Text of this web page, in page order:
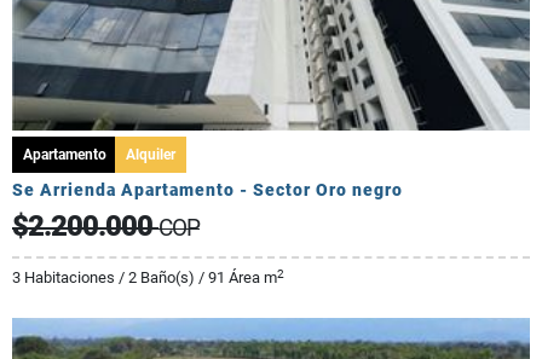
Apartamento Alquiler
Se Arrienda Apartamento - Sector Oro negro
$2.200.000COP
3 Habitaciones / 2 Baño(s) / 91 Área m2